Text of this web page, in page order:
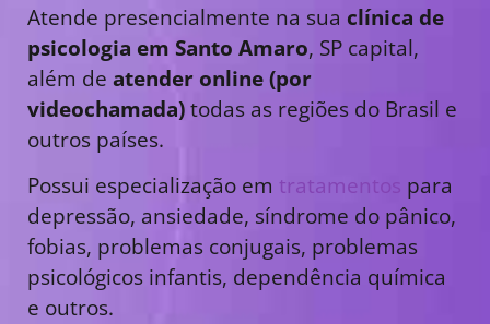
Atende presencialmente na sua clínica de
psicologia em Santo Amaro, SP capital,
além de atender online (por
videochamada)todas as regiões do Brasil e
outros países.
Possui especialização em tratamentos para
depressão, ansiedade, síndrome do pânico,
fobias, problemas conjugais, problemas
psicológicos infantis, dependência química
e outros.